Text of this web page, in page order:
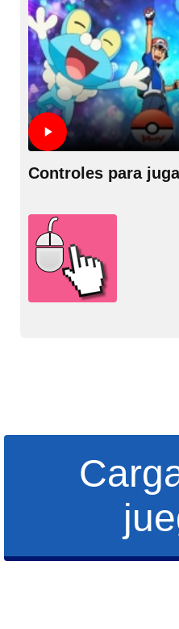
Controles para